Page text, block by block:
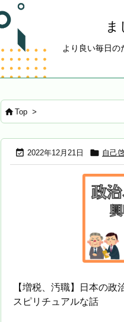
ま
より良い毎日の
Top >
 2022年12月21日  自己
【増税、汚職】日本の政
スピリチュアルな話